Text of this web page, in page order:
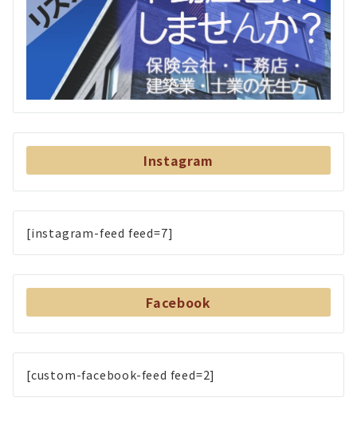
Instagram
[instagram-feed feed=7]
Facebook
[custom-facebook-feed feed=2]